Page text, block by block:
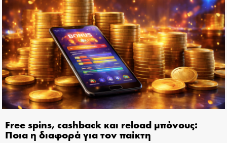
Free spins, cashback και reload μπόνους:
Ποια η διαφορά για τον παίκτη